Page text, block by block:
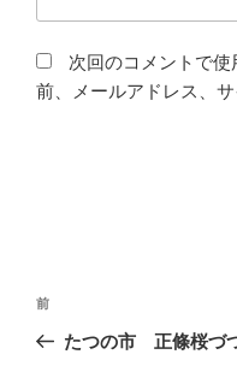
次回のコメントで
前、メールアドレス、サ
投
ナ
前
の
前
たつの市 正條桜づ